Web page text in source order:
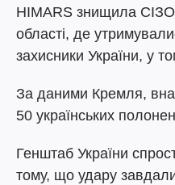
HIMARS знищила СІЗО
області, де
захисники України, у
За даними Кремля,
50 українських
Генштаб України
тому, що удару